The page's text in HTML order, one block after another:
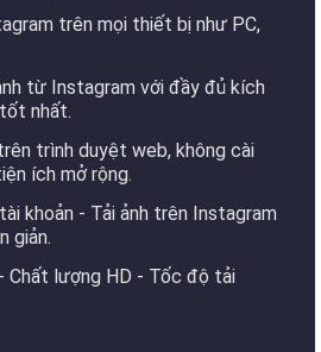
trên mọi thiết bị như PC,
từ Instagram với đầy đủ kích
nhất.
trình duyệt web, không cài
ích mở rộng.
khoản - Tải ảnh trên Instagram
giản.
Chất lượng HD - Tốc độ tải